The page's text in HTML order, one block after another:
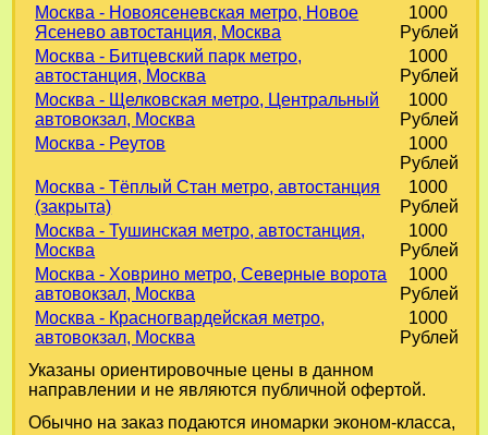
Москва - Новоясеневская метро, Новое
Ясенево автостанция, Москва
1000
Рублей
Москва - Битцевский парк метро,
автостанция, Москва
1000
Рублей
Москва - Щелковская метро, Центральный
автовокзал, Москва
1000
Рублей
Москва - Реутов
1000
Рублей
Москва - Тёплый Стан метро, автостанция
(закрыта)
1000
Рублей
Москва - Тушинская метро, автостанция,
Москва
1000
Рублей
Москва - Ховрино метро, Северные ворота
автовокзал, Москва
1000
Рублей
Москва - Красногвардейская метро,
автовокзал, Москва
1000
Рублей
Указаны ориентировочные цены в данном
направлении и не являются публичной офертой.
Обычно на заказ подаются иномарки эконом-класса,